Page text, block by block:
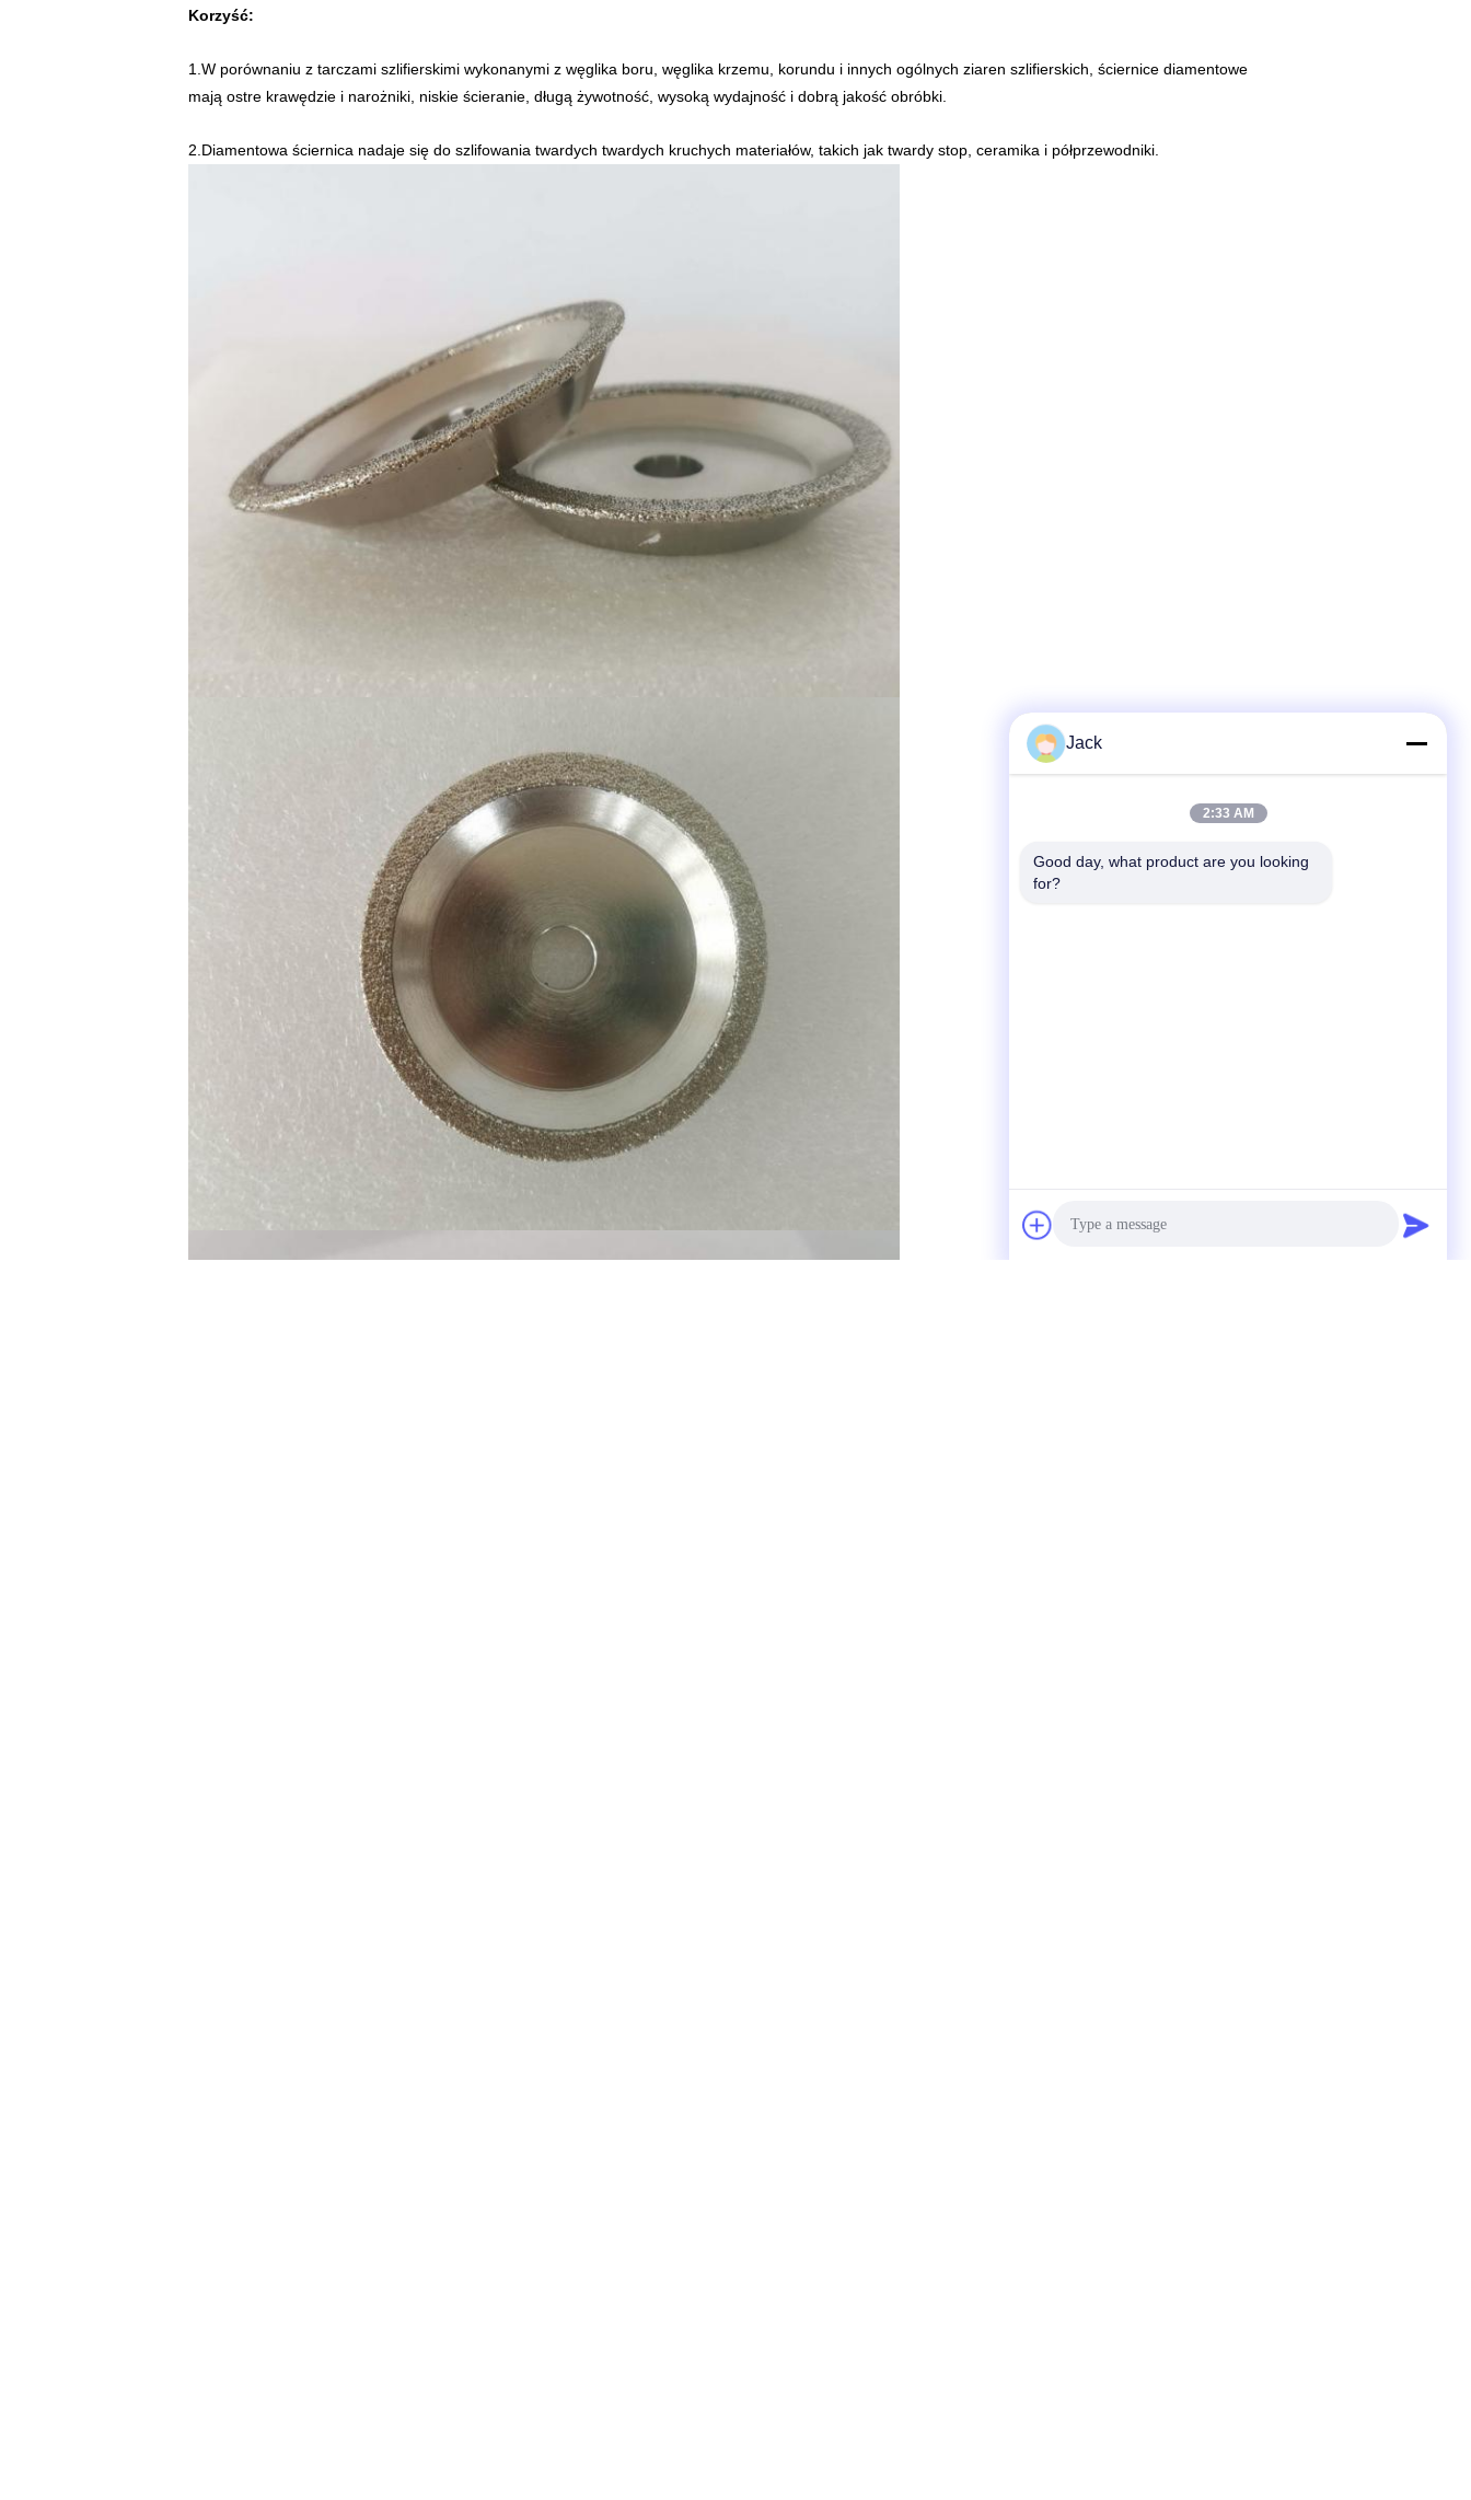
Korzyść:
1.W porównaniu z tarczami szlifierskimi wykonanymi z węglika boru, węglika krzemu, korundu i innych ogólnych ziaren szlifierskich, ściernice diamentowe
mają ostre krawędzie i narożniki, niskie ścieranie, długą żywotność, wysoką wydajność i dobrą jakość obróbki.
2.Diamentowa ściernica nadaje się do szlifowania twardych twardych kruchych materiałów, takich jak twardy stop, ceramika i półprzewodniki.
Jack
2:33 AM
Good day, what product are you looking
for?